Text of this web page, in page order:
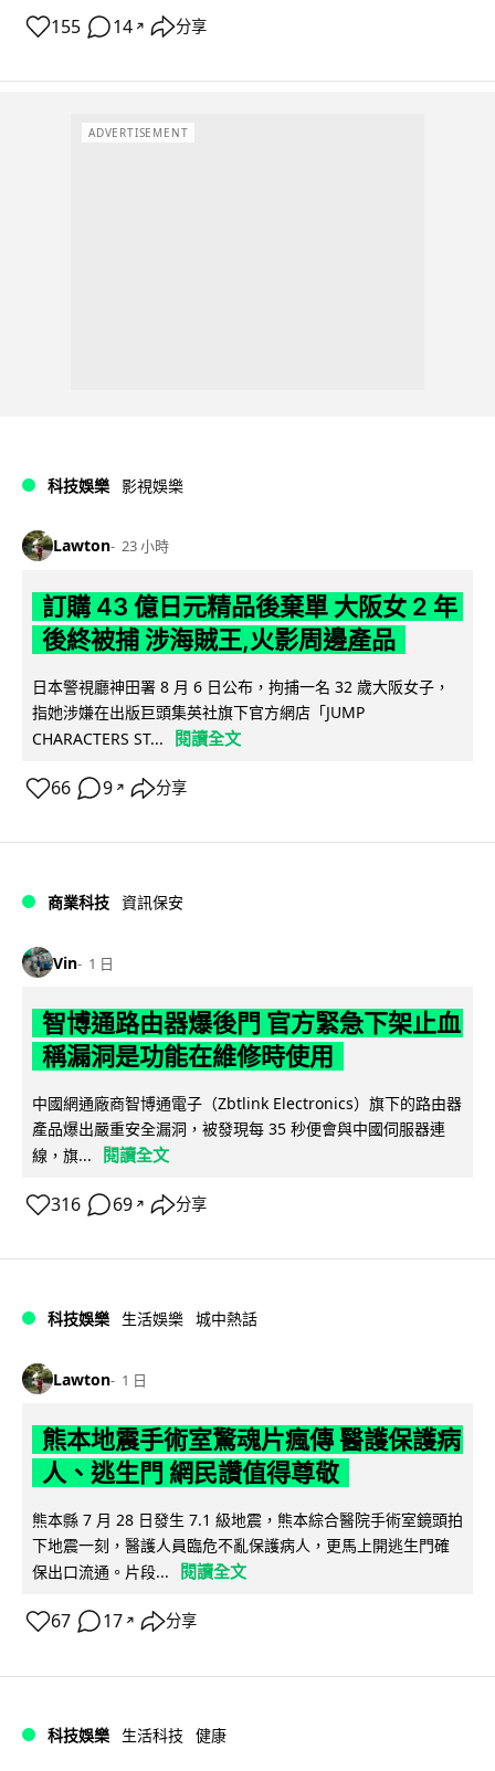
155 14 ↗ 分享
ADVERTISEMENT
科技娛樂 影視娛樂
Lawton 23 小時
訂購 43 億日元精品後棄單 大阪女 2 年
後終被捕 涉海賊王,火影周邊產品
日本警視廳神田署 8 月 6 日公布，拘捕一名 32 歲大阪女子，
指她涉嫌在出版巨頭集英社旗下官方網店「JUMP
CHARACTERS ST...
閱讀全文
66 9 ↗ 分享
商業科技 資訊保安
Vin 1 日
智博通路由器爆後門 官方緊急下架止血
稱漏洞是功能在維修時使用
中國網通廠商智博通電子（Zbtlink Electronics）旗下的路由器
產品爆出嚴重安全漏洞，被發現每 35 秒便會與中國伺服器連
線，旗...
閱讀全文
316 69 ↗ 分享
科技娛樂 生活娛樂 城中熱話
Lawton 1 日
熊本地震手術室驚魂片瘋傳 醫護保護病
人、逃生門 網民讚值得尊敬
熊本縣 7 月 28 日發生 7.1 級地震，熊本綜合醫院手術室鏡頭拍
下地震一刻，醫護人員臨危不亂保護病人，更馬上開逃生門確
保出口流通。片段...
閱讀全文
67 17 ↗ 分享
科技娛樂 生活科技 健康